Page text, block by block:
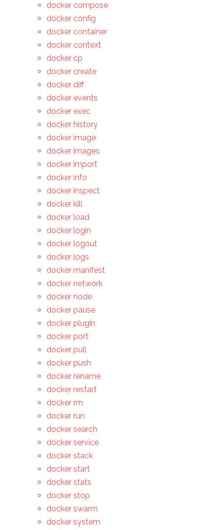
docker compose
docker config
docker container
docker context
docker cp
docker create
docker diff
docker events
docker exec
docker history
docker image
docker images
docker import
docker info
docker inspect
docker kill
docker load
docker login
docker logout
docker logs
docker manifest
docker network
docker node
docker pause
docker plugin
docker port
docker pull
docker push
docker rename
docker restart
docker rm
docker run
docker search
docker service
docker stack
docker start
docker stats
docker stop
docker swarm
docker system